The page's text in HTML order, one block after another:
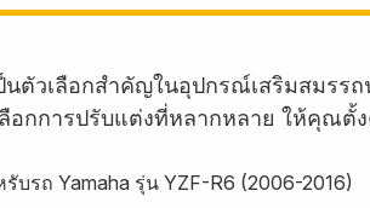
นตัวเลือกสำคัญในอุปกรณ์เสริมสมร
อกการปรับแต่งที่หลากหลาย ให้คุณตั้
บรถ Yamaha รุ่น YZF-R6 (2006-2016)